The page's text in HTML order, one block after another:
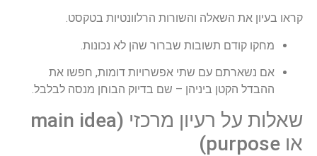
קראו בעיון את השאלה והשורות הרלוונטיות בטקסט.
מחקו קודם תשובות שברור שהן לא נכונות.
אם נשארתם עם שתי אפשרויות דומות, חפשו את
ההבדל הקטן ביניהן – שם בדיוק הבוחן מנסה לבלבל.
שאלות על רעיון מרכזי (main idea
או purpose)